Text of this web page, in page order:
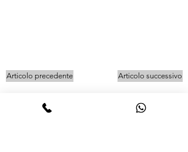
Articolo precedente Articolo successivo